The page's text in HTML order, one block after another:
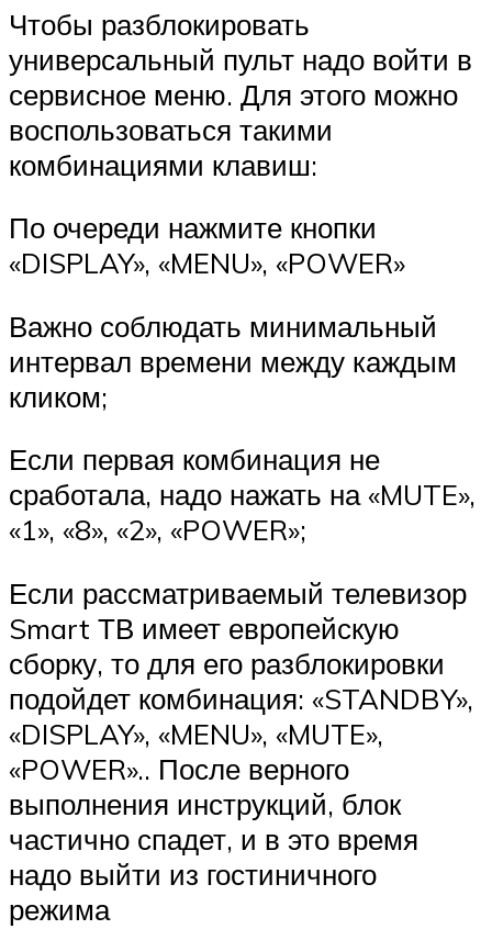
Чтобы разблокировать
универсальный пульт надо войти в
сервисное меню. Для этого можно
воспользоваться такими
комбинациями клавиш:
По очереди нажмите кнопки
«DISPLAY», «MENU», «POWER»
Важно соблюдать минимальный
интервал времени между каждым
кликом;
Если первая комбинация не
сработала, надо нажать на «MUTE»,
«1», «8», «2», «POWER»;
Если рассматриваемый телевизор
Smart ТВ имеет европейскую
сборку, то для его разблокировки
подойдет комбинация: «STANDBY»,
«DISPLAY», «MENU», «MUTE»,
«POWER».. После верного
выполнения инструкций, блок
частично спадет, и в это время
надо выйти из гостиничного
режима